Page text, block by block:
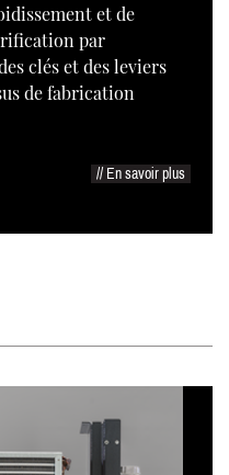
et de
par
clés et des leviers
de fabrication
// En savoir plus